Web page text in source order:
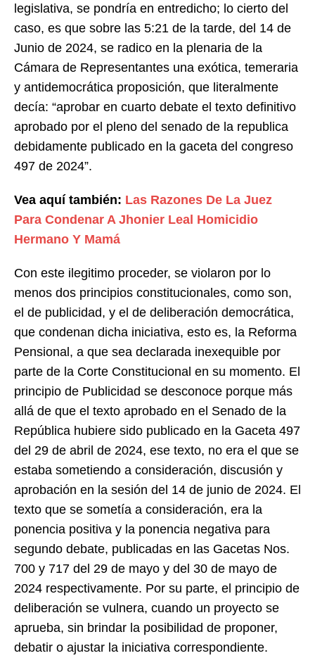
legislativa, se pondría en entredicho; lo cierto del
caso, es que sobre las 5:21 de la tarde, del 14 de
Junio de 2024, se radico en la plenaria de la
Cámara de Representantes una exótica, temeraria
y antidemocrática proposición, que literalmente
decía: “aprobar en cuarto debate el texto definitivo
aprobado por el pleno del senado de la republica
debidamente publicado en la gaceta del congreso
497 de 2024”.
Vea aquí también: Las Razones De La Juez
Para Condenar A Jhonier Leal Homicidio
Hermano Y Mamá
Con este ilegitimo proceder, se violaron por lo
menos dos principios constitucionales, como son,
el de publicidad, y el de deliberación democrática,
que condenan dicha iniciativa, esto es, la Reforma
Pensional, a que sea declarada inexequible por
parte de la Corte Constitucional en su momento. El
principio de Publicidad se desconoce porque más
allá de que el texto aprobado en el Senado de la
República hubiere sido publicado en la Gaceta 497
del 29 de abril de 2024, ese texto, no era el que se
estaba sometiendo a consideración, discusión y
aprobación en la sesión del 14 de junio de 2024. El
texto que se sometía a consideración, era la
ponencia positiva y la ponencia negativa para
segundo debate, publicadas en las Gacetas Nos.
700 y 717 del 29 de mayo y del 30 de mayo de
2024 respectivamente. Por su parte, el principio de
deliberación se vulnera, cuando un proyecto se
aprueba, sin brindar la posibilidad de proponer,
debatir o ajustar la iniciativa correspondiente.